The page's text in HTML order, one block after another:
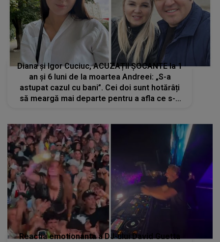
Diana și Igor Cuciuc, ACUZAȚII ȘOCANTE la 1
an și 6 luni de la moartea Andreei: „S-a
astupat cazul cu bani”. Cei doi sunt hotărâți
să meargă mai departe pentru a afla ce s-a
Reactia emotionanta a DJ-ului David Guetta